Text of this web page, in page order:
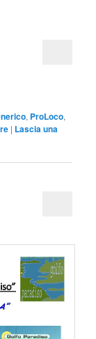
, ProLoco,
| Lascia una